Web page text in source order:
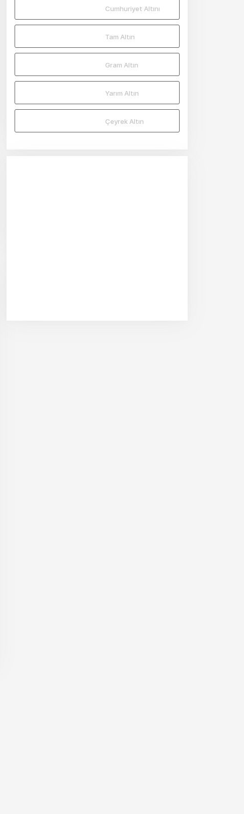
Cumhuriyet Altını
Tam Altın
Gram Altın
Yarım Altın
Çeyrek Altın